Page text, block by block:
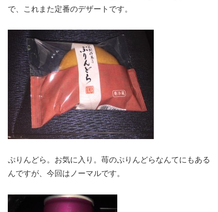
で、これまた定番のデザートです。
ぷりんどら。お気に入り。苺のぷりんどらなんてにもある
んですが、今回はノーマルです。